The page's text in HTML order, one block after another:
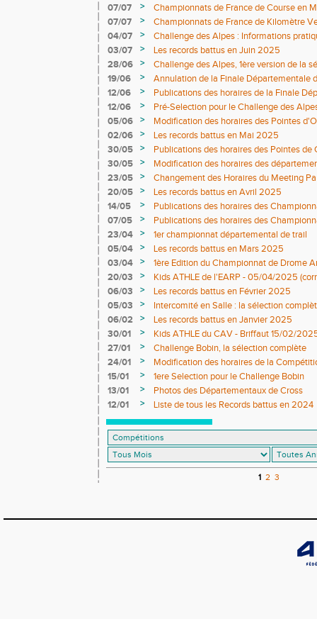
07/07
>
Championnats de France de Course en
07/07
>
Championnats de France de Kilomètre
04/07
>
Challenge des Alpes : Informations
organisation de la journée
03/07 >
Les records battus en Juin 2025
28/06
>
Challenge des Alpes, 1ère version de la
19/06
>
Annulation de la Finale Départementale
12/06
>
Publications des horaires de la Finale
12/06
>
Pré-Selection pour le Challenge des
05/06
>
Modification des horaires des Pointes
02/06
>
Les records battus en Mai 2025
30/05
>
Publications des horaires des Pointes de
30/05
>
Modification des horaires des
23/05
>
Changement des Horaires du Meeting
20/05
>
Les records battus en Avril 2025
14/05
>
Publications des horaires des
07/05
>
Publications des horaires des
Demi-fond
23/04 >
1er championnat départemental de trail
05/04
>
Les records battus en Mars 2025
03/04
>
1ère Edition du Championnat de Drome
20/03
>
Kids ATHLE de l'EARP - 05/04/2025
06/03
>
Les records battus en Février 2025
05/03
>
Intercomité en Salle : la sélection
06/02
>
Les records battus en Janvier 2025
30/01
>
Kids ATHLE du CAV - Briffaut 15/02/
27/01
>
Challenge Bobin, la sélection complète
24/01
>
Modification des horaires de la
15/01
>
1ere Selection pour le Challenge Bobin
13/01
>
Photos des Départementaux de Cross
12/01
> Liste de tous les Records battus en 2024
1 2 3